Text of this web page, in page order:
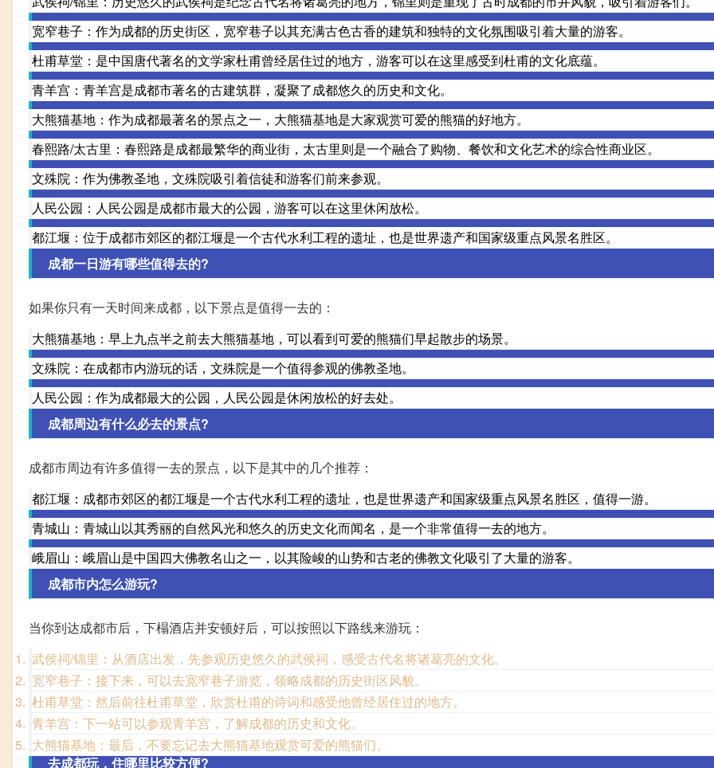
宽窄巷子：作为成都的历史街区，宽窄巷子以其充满古色古香的建筑和独特的文化氛围吸引着大量的游客。
杜甫草堂：是中国唐代著名的文学家杜甫曾经居住过的地方，游客可以在这里感受到杜甫的文化底蕴。
青羊宫：青羊宫是成都市著名的古建筑群，凝聚了成都悠久的历史和文化。
大熊猫基地：作为成都最著名的景点之一，大熊猫基地是大家观赏可爱的熊猫的好地方。
春熙路/太古里：春熙路是成都最繁华的商业街，太古里则是一个融合了购物、餐饮和文化艺术的综合性商业区。
文殊院：作为佛教圣地，文殊院吸引着信徒和游客们前来参观。
人民公园：人民公园是成都市最大的公园，游客可以在这里休闲放松。
都江堰：位于成都市郊区的都江堰是一个古代水利工程的遗址，也是世界遗产和国家级重点风景名胜区。
成都一日游有哪些值得去的?
如果你只有一天时间来成都，以下景点是值得一去的：
大熊猫基地：早上九点半之前去大熊猫基地，可以看到可爱的熊猫们早起散步的场景。
文殊院：在成都市内游玩的话，文殊院是一个值得参观的佛教圣地。
人民公园：作为成都最大的公园，人民公园是休闲放松的好去处。
成都周边有什么必去的景点?
成都市周边有许多值得一去的景点，以下是其中的几个推荐：
都江堰：成都市郊区的都江堰是一个古代水利工程的遗址，也是世界遗产和国家级重点风景名胜区，值得一游。
青城山：青城山以其秀丽的自然风光和悠久的历史文化而闻名，是一个非常值得一去的地方。
峨眉山：峨眉山是中国四大佛教名山之一，以其险峻的山势和古老的佛教文化吸引了大量的游客。
成都市内怎么游玩?
当你到达成都市后，下榻酒店并安顿好后，可以按照以下路线来游玩：
武侯祠/锦里：从酒店出发，先参观历史悠久的武侯祠，感受古代名将诸葛亮的文化。
宽窄巷子：接下来，可以去宽窄巷子游览，领略成都的历史街区风貌。
杜甫草堂：然后前往杜甫草堂，欣赏杜甫的诗词和感受他曾经居住过的地方。
青羊宫：下一站可以参观青羊宫，了解成都的历史和文化。
大熊猫基地：最后，不要忘记去大熊猫基地观赏可爱的熊猫们。
去成都玩，住哪里比较方便?